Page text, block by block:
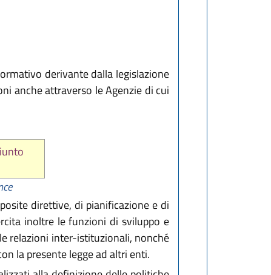
derivante dalla legislazione
anche attraverso le Agenzie di cui
direttive, di pianificazione e di
inoltre le funzioni di sviluppo e
relazioni inter-istituzionali, nonché
la presente legge ad altri enti.